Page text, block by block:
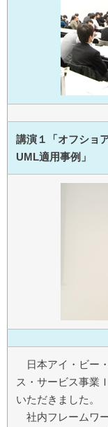
講演１「オフショ
UML適用事例」
日本アイ・ビー
ス・サービス事業
いただきました。
社内フレームワ